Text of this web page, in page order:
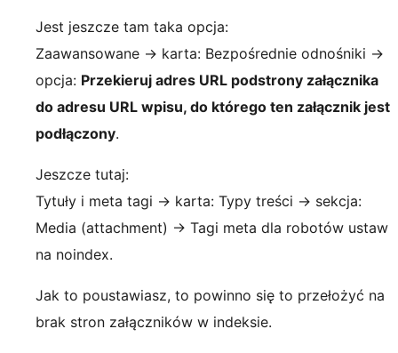
Jest jeszcze tam taka opcja:
Zaawansowane -> karta: Bezpośrednie odnośniki ->
opcja: Przekieruj adres URL podstrony załącznika
do adresu URL wpisu, do którego ten załącznik jest
podłączony.
Jeszcze tutaj:
Tytuły i meta tagi -> karta: Typy treści -> sekcja:
Media (attachment) -> Tagi meta dla robotów ustaw
na noindex.
Jak to poustawiasz, to powinno się to przełożyć na
brak stron załączników w indeksie.